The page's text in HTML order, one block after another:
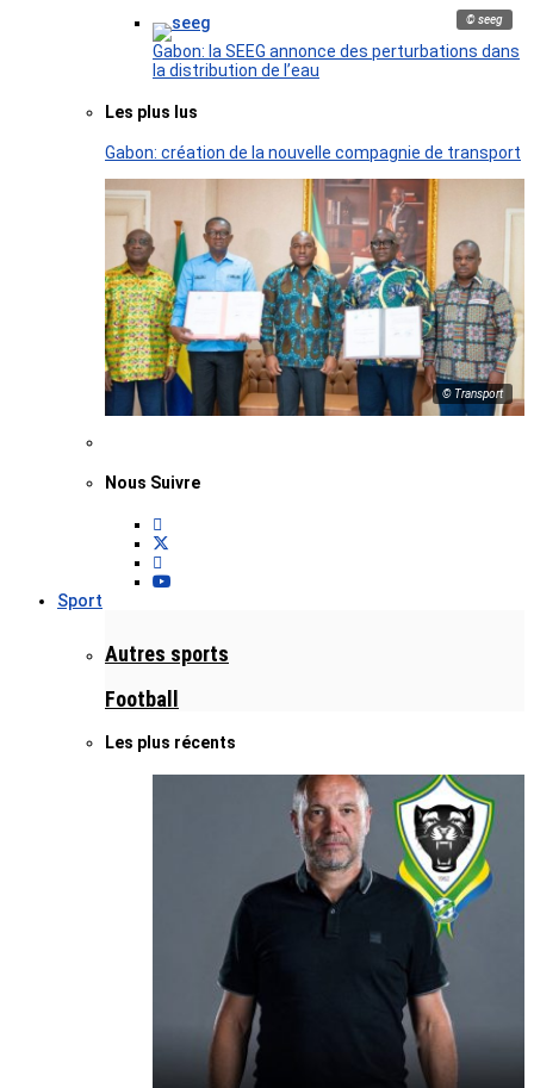
© seeg
Gabon: la SEEG annonce des perturbations dans
la distribution de l’eau
Les plus lus
Gabon: création de la nouvelle compagnie de transport
© Transport
Nous Suivre
Sport
Autres sports
Football
Les plus récents